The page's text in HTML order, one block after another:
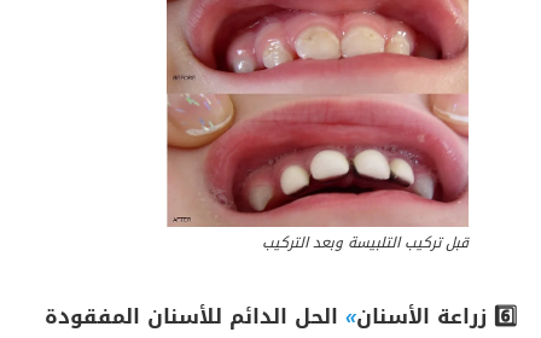
قبل تركيب التلبيسة وبعد التركيب
6️⃣ زراعة الأسنان » الحل الدائم للأسنان المفقودة